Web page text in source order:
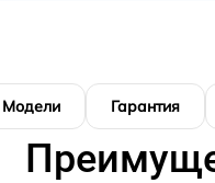
Модели Гарантия